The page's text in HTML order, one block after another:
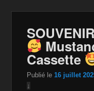
b
o
o
k
n
Cassette
Publié le16 juillet
↓